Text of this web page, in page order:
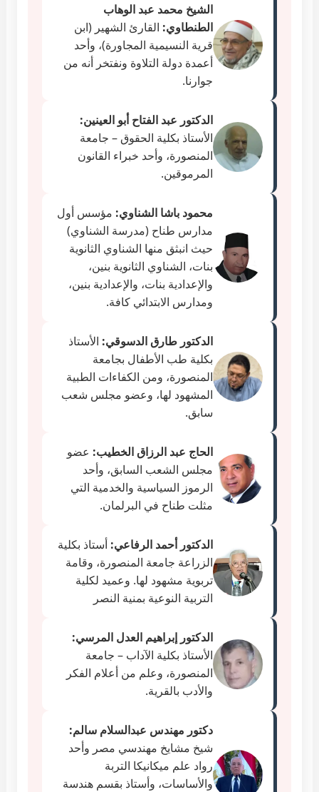
الشيخ محمد عبد الوهاب
الطنطاوي: القارئ الشهير (ابن
قرية النسيمية المجاورة)، وأحد
أعمدة دولة التلاوة ونفتخر أنه من
جوارنا.
الدكتور عبد الفتاح أبو العينين:
الأستاذ بكلية الحقوق – جامعة
المنصورة، وأحد خبراء القانون
المرموقين.
محمود باشا الشناوي: مؤسس أول
مدارس طناح (مدرسة الشناوي)
حيث انبثق منها الشناوي الثانوية
بنات، الشناوي الثانوية بنين،
والإعدادية بنات، والإعدادية بنين،
ومدارس الابتدائي كافة.
الدكتور طارق الدسوقي: الأستاذ
بكلية طب الأطفال بجامعة
المنصورة، ومن الكفاءات الطبية
المشهود لها، وعضو مجلس شعب
سابق.
الحاج عبد الرزاق الخطيب: عضو
مجلس الشعب السابق، وأحد
الرموز السياسية والخدمية التي
مثلت طناح في البرلمان.
الدكتور أحمد الرفاعي: أستاذ بكلية
الزراعة جامعة المنصورة، وقامة
تربوية مشهود لها. وعميد لكلية
التربية النوعية بمنية النصر
الدكتور إبراهيم العدل المرسي:
الأستاذ بكلية الآداب – جامعة
المنصورة، وعلم من أعلام الفكر
والأدب بالقرية.
دكتور مهندس عبدالسلام سالم:
شيخ مشايخ مهندسي مصر وأحد
رواد علم ميكانيكا التربة
والأساسات، وأستاذ بقسم هندسة